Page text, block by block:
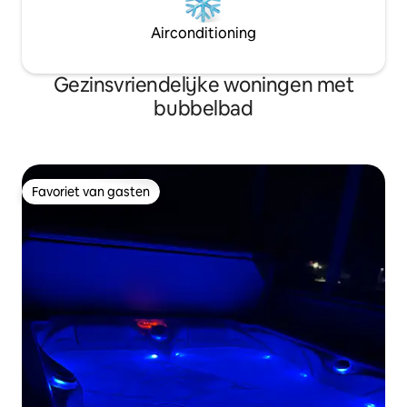
Airconditioning
Gezinsvriendelijke woningen met
bubbelbad
Favoriet van gasten
Favoriet van gasten